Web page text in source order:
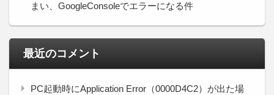
まい、GoogleConsoleでエラーになる件
最近のコメント
PC起動時にApplication Error（0000D4C2）が出た場